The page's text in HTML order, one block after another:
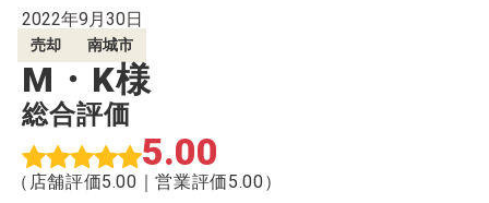
M・K様
売却 南城市
2022年9月30日
総合評価
5.00
（店舗評価5.00｜営業評価5.00）